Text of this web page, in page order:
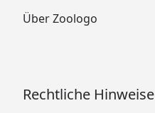
Über Zoologo
Rechtliche Hinweise